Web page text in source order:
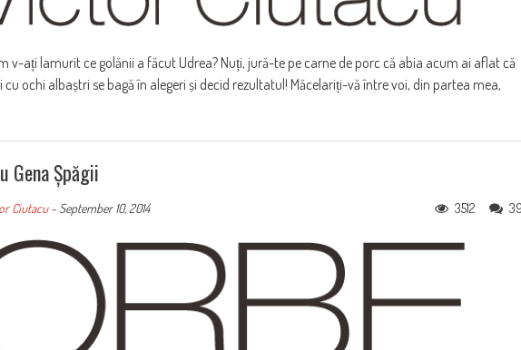
v-ați lamurit ce golănii a făcut Udrea? Nuți, jură-te pe carne de porc că abia acum ai aflat că
ochi albaștri se bagă în alegeri și decid rezultatul! Măcelariți-vă între voi, din partea mea,
Gena Șpăgii
Ciutacu- September 10, 2014 3512